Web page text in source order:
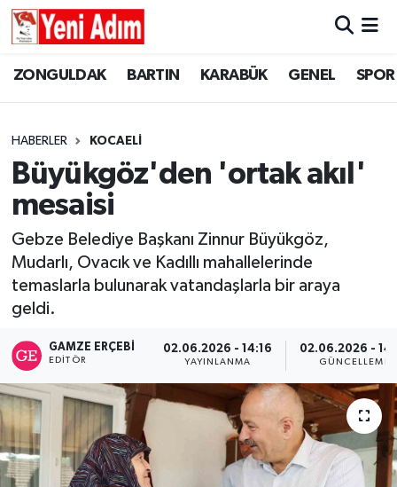
ZONGULDAK BARTIN KARABÜK GENEL SPOR
HABERLER KOCAELİ
Büyükgöz'den 'ortak akıl'
mesaisi
Gebze Belediye Başkanı Zinnur Büyükgöz,
Mudarlı, Ovacık ve Kadıllı mahallelerinde
temaslarla bulunarak vatandaşlarla bir araya
geldi.
GAMZE ERÇEBI
EDITÖR
02.06.2026 - 14:16
YAYINLANMA
02.06.2026 -
GÜNCELLEME
ZONGULDAK
GÜNCEL
SİYASET
RESMİ İLAN
ZONGULDAK
GENEL
SPOR
SİYASET
SAĞLIK
GÜNCEL
RESMİ İLAN
Künye
Zonguldak Hava Durumu
Tüm Manşetler
Son Dakika Haberleri
Haber Arşivi